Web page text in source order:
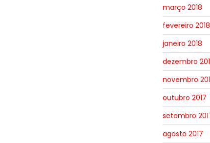
março 2018
fevereiro 2018
janeiro 2018
dezembro
novembro
outubro 2017
setembro
agosto 2017